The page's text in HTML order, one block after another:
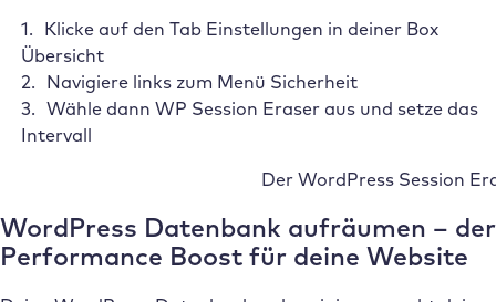
Klicke auf den Tab Einstellungen in deiner Box
Übersicht
Navigiere links zum Menü Sicherheit
Wähle dann WP Session Eraser aus und setze das
Intervall
Der WordPress Session
WordPress Datenbank aufräumen – der
Performance Boost für deine Website